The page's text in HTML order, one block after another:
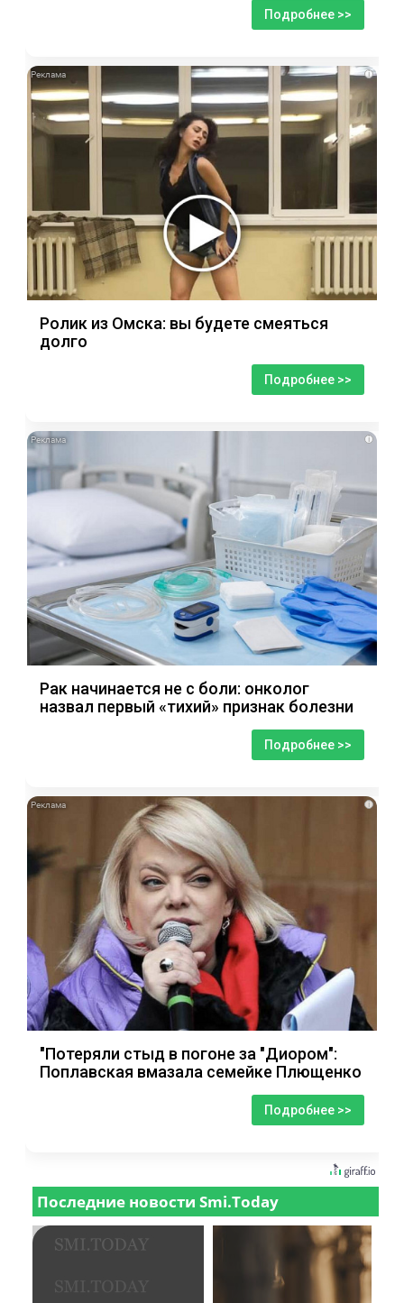
Подробнее >>
i
Ролик из Омска: вы будете смеяться
долго
Подробнее >>
i
Рак начинается не с боли: онколог
назвал первый «тихий» признак болезни
Подробнее >>
i
"Потеряли стыд в погоне за "Диором":
Поплавская вмазала семейке Плющенко
Подробнее >>